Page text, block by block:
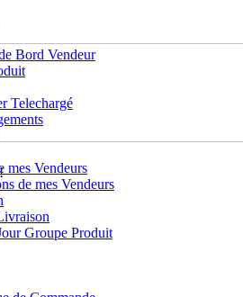
Bord Vendeur
Telechargé
mes Vendeurs
de mes Vendeurs
Groupe Produit